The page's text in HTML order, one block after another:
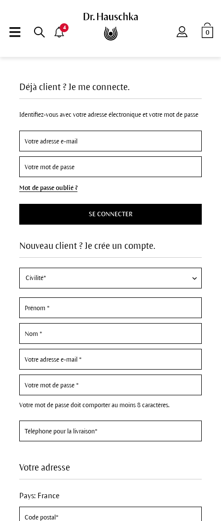
0
4
Nouveau client ? Je crée un compte.
Votre mot de passe doit comporter au moins 8 caractères.
Votre adresse
Pays: France
Déjà client ? Je me connecte.
Identifiez-vous avec votre adresse électronique et votre mot de passe
Mot de passe oublié ?
SE CONNECTER